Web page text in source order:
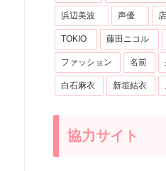
浜辺美波 声優
TOKIO 藤田ニコル
ファッション 名前
白石麻衣 新垣結衣
協力サイト